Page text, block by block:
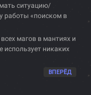
ситуацию/
работы «поиском в
магов в мантиях и
никаких
ВПЕРЁД